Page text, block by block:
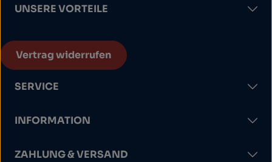
UNSERE VORTEILE
Vertrag widerrufen
SERVICE
INFORMATION
ZAHLUNG & VERSAND